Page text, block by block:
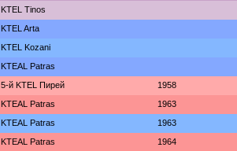
KTEL Tinos
KTEL Arta
ΚΤΕL Kozani
KTEAL Patras
5-й KTEL Пирей 1958
KTEAL Patras 1963
KTEAL Patras 1963
KTEAL Patras 1964